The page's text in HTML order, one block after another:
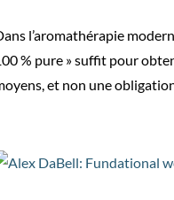
l’aromathérapie
% pure » suffit pour
et non une